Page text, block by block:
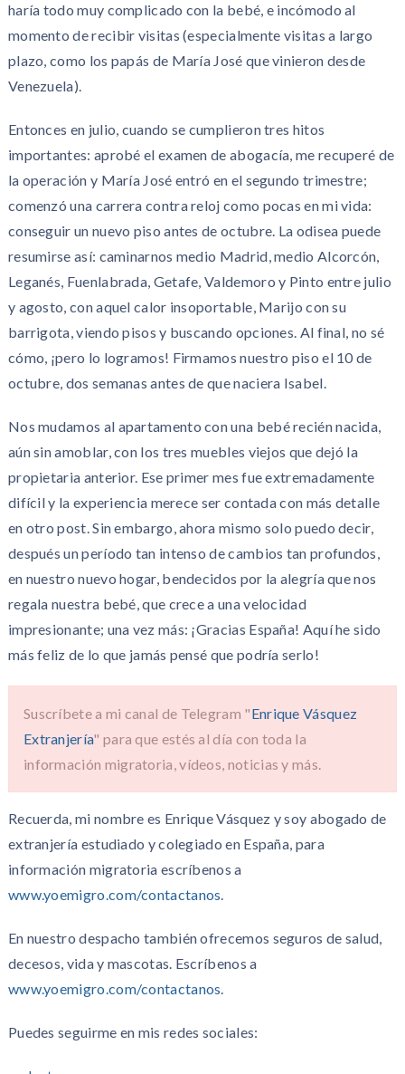
haría todo muy complicado con la bebé, e incómodo al
momento de recibir visitas (especialmente visitas a largo
plazo, como los papás de María José que vinieron desde
Venezuela).
Entonces en julio, cuando se cumplieron tres hitos
importantes: aprobé el examen de abogacía, me recuperé de
la operación y María José entró en el segundo trimestre;
comenzó una carrera contra reloj como pocas en mi vida:
conseguir un nuevo piso antes de octubre. La odisea puede
resumirse así: caminarnos medio Madrid, medio Alcorcón,
Leganés, Fuenlabrada, Getafe, Valdemoro y Pinto entre julio
y agosto, con aquel calor insoportable, Marijo con su
barrigota, viendo pisos y buscando opciones. Al final, no sé
cómo, ¡pero lo logramos! Firmamos nuestro piso el 10 de
octubre, dos semanas antes de que naciera Isabel.
Nos mudamos al apartamento con una bebé recién nacida,
aún sin amoblar, con los tres muebles viejos que dejó la
propietaria anterior. Ese primer mes fue extremadamente
difícil y la experiencia merece ser contada con más detalle
en otro post. Sin embargo, ahora mismo solo puedo decir,
después un período tan intenso de cambios tan profundos,
en nuestro nuevo hogar, bendecidos por la alegría que nos
regala nuestra bebé, que crece a una velocidad
impresionante; una vez más: ¡Gracias España! Aquí he sido
más feliz de lo que jamás pensé que podría serlo!
Suscríbete a mi canal de Telegram "Enrique Vásquez
Extranjería" para que estés al día con toda la
información migratoria, vídeos, noticias y más.
Recuerda, mi nombre es Enrique Vásquez y soy abogado de
extranjería estudiado y colegiado en España, para
información migratoria escríbenos a
www.yoemigro.com/contactanos.
En nuestro despacho también ofrecemos seguros de salud,
decesos, vida y mascotas. Escríbenos a
www.yoemigro.com/contactanos.
Puedes seguirme en mis redes sociales: